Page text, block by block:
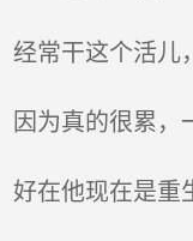
经常干这个活儿
因为真的很累，
好在他现在是重